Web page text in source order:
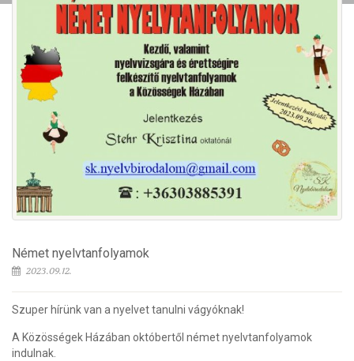
Német nyelvtanfolyamok
2023.09.12.
Szuper hírünk van a nyelvet tanulni vágyóknak!
A Közösségek Házában októbertől német nyelvtanfolyamok
indulnak.